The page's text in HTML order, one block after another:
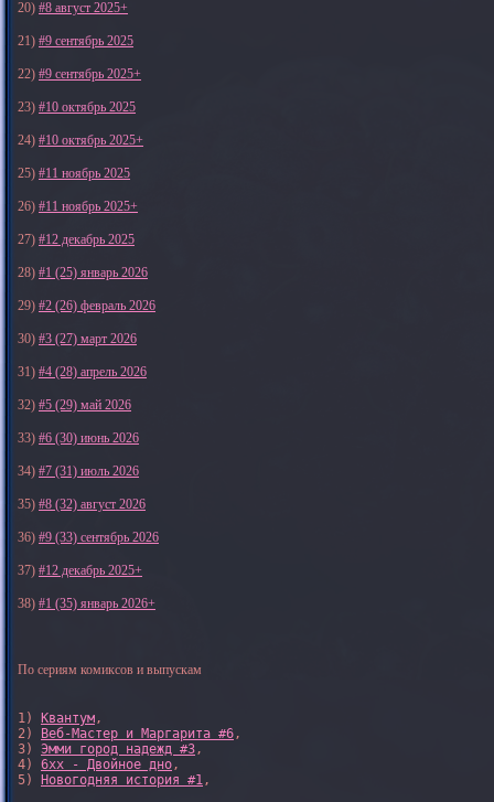
20) #8 август 2025+
21) #9 сентябрь 2025
22) #9 сентябрь 2025+
23) #10 октябрь 2025
24) #10 октябрь 2025+
25) #11 ноябрь 2025
26) #11 ноябрь 2025+
27) #12 декабрь 2025
28) #1 (25) январь 2026
29) #2 (26) февраль 2026
30) #3 (27) март 2026
31) #4 (28) апрель 2026
32) #5 (29) май 2026
33) #6 (30) июнь 2026
34) #7 (31) июль 2026
35) #8 (32) август 2026
36) #9 (33) сентябрь 2026
37) #12 декабрь 2025+
38) #1 (35) январь 2026+
По сериям комиксов и выпускам
1) Квантум,
2)
Веб-Мастер и Маргарита #6,
3) Эмми город надежд #3,
4) 6xx - Двойное дно,
5)
Новогодняя история #1,